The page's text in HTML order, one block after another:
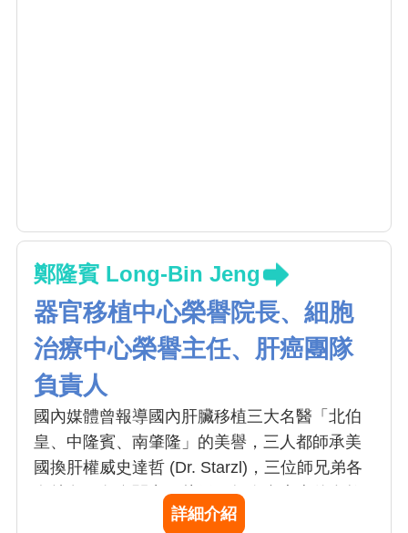
鄭隆賓 Long-Bin Jeng
器官移植中心榮譽院長、細胞
治療中心榮譽主任、肝癌團隊
負責人
國內媒體曾報導國內肝臟移植三大名醫「北伯
皇、中隆賓、南肇隆」的美譽，三人都師承美
國換肝權威史達哲 (Dr. Starzl)，三位師兄弟各
有特色，各自闖出一片天。如今台大李伯皇教
授即將退休，而鄭隆賓院長正帶領本院器官移
詳細介紹